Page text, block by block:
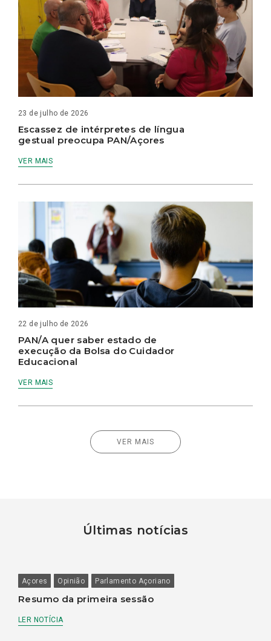
23 de julho de 2026
Escassez de intérpretes de língua
gestual preocupa PAN/Açores
VER MAIS
22 de julho de 2026
PAN/A quer saber estado de
execução da Bolsa do Cuidador
Educacional
VER MAIS
VER MAIS
Últimas notícias
Açores Opinião Parlamento Açoriano
Resumo da primeira sessão
LER NOTÍCIA